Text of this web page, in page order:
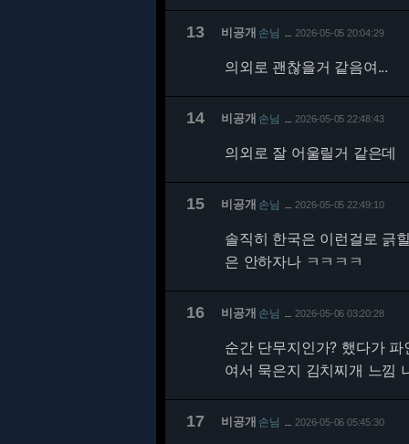
13 비공개 손님 2026-05-05 20:04:29
의외로 괜찮을거 같음여...
14 비공개 손님 2026-05-05 22:48:43
의외로 잘 어울릴거 같은데
15 비공개 손님 2026-05-05 22:49:10
솔직히 한국은 이런걸로 긁
은 안하자나 ㅋㅋㅋㅋ
16 비공개 손님 2026-05-06 03:20:28
순간 단무지인가? 했다가
여서 묵은지 김치찌개 느낌
17 비공개 손님 2026-05-06 05:45:30